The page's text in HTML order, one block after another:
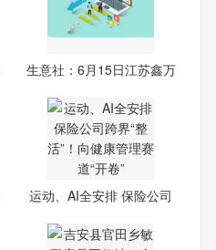
生意社：6月15日江苏鑫万
运动、AI全安排 保险公司